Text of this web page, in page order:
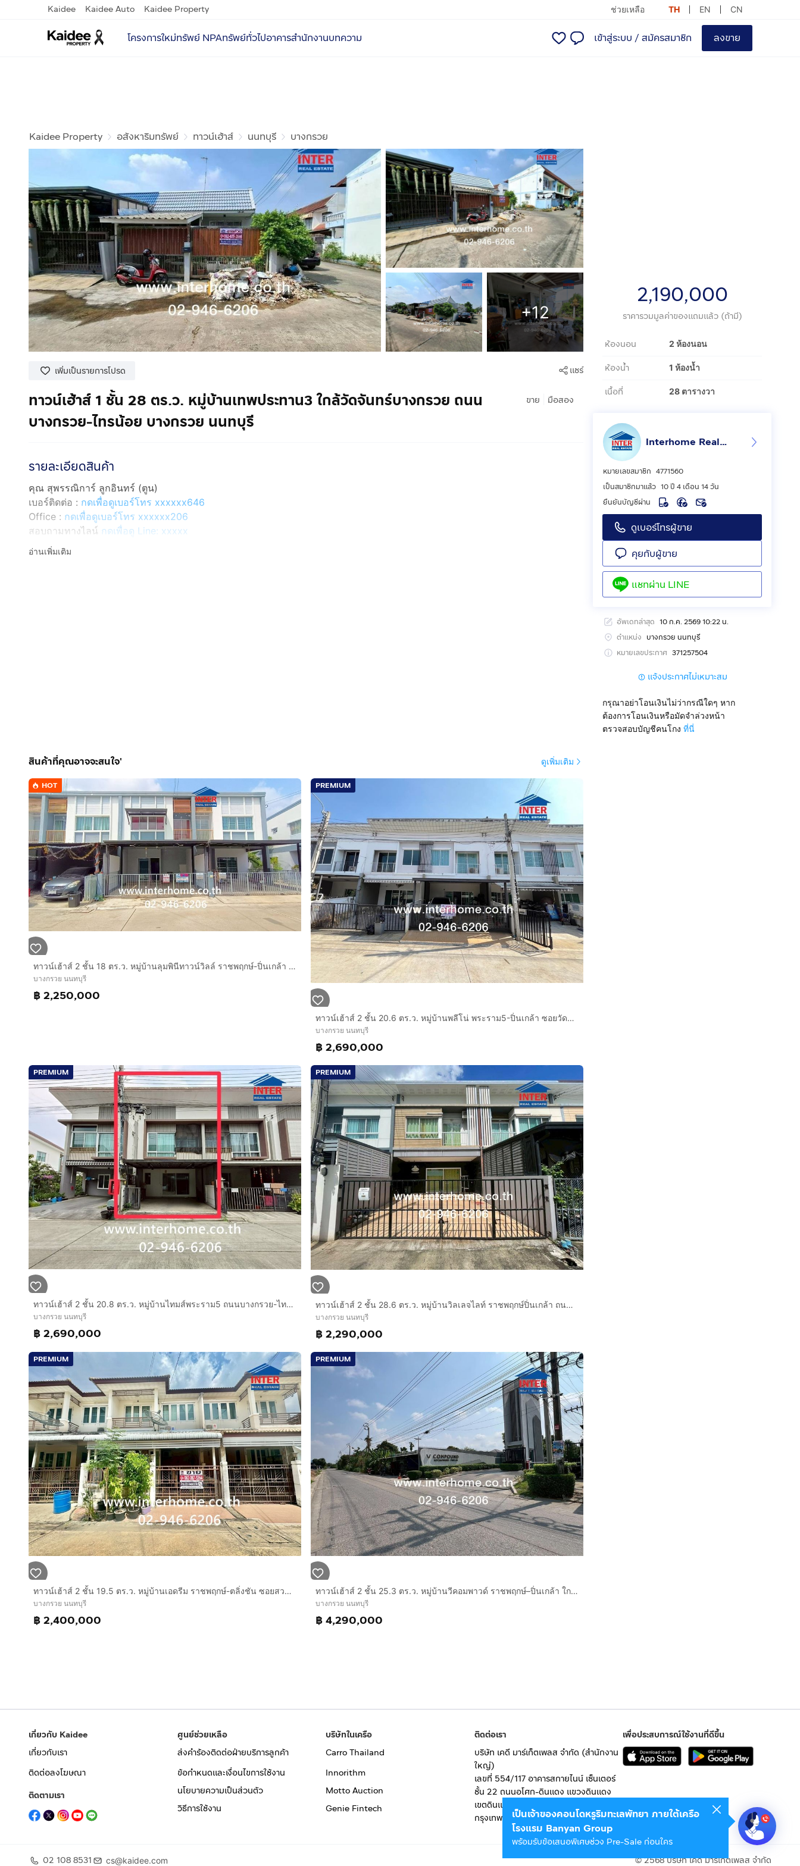
Kaidee Kaidee Auto Kaidee Property ช่วยเหลือ TH EN CN
โครงการใหม่ทรัพย์ NPAทรัพย์ทั่วไปอาคารสำนักงานบทความ เข้าสู่ระบบ / สมัครสมาชิก ลงขาย
Kaidee Property อสังหาริมทรัพย์ ทาวน์เฮ้าส์ นนทบุรี บางกรวย
+12
เพิ่มเป็นรายการโปรด แชร์
ขาย มือสอง
ทาวน์เฮ้าส์ 1 ชั้น 28 ตร.ว. หมู่บ้านเทพประทาน3 ใกล้วัดจันทร์บางกรวย ถนน
บางกรวย-ไทรน้อย บางกรวย นนทบุรี
รายละเอียดสินค้า
คุณ สุพรรณิการ์ ลูกอินทร์ (ตูน)
เบอร์ติดต่อ : กดเพื่อดูเบอร์โทร xxxxxx646
Office : กดเพื่อดูเบอร์โทร xxxxxx206
สอบถามทางไลน์ กดเพื่อดู Line: xxxxx
Line ID: @interhome
มีที่จอดรถ 1 คัน แอร์ 3 ตัว เหล็กดัด
การตกแต่ง
ทาวน์เฮ้าส์ชั้นเดียว มี 2 ห้องนอน 1 ห้องน้ำ ห้องครัว และห้องนั่งเล่น
บ้านอยู่ในซอย 24 บ้านรีโนเวทใหม่ทั้งหลัง
ปูพื้นด้วยกระเบื้อง
ต่อเติมหลังคาห้องครัว และข้างบ้าน ทำหลังคาโรงจอดรถ
บ้านหันหน้าทิศตะวันออกเฉียงเหนือ
จอดรถได้ 1 คัน
ทำเลดีสถานที่ใกล้เคียง :
ใกล้การไฟฟ้าฝ่ายผลิตบางกรวย
โรงพยาบาลเกษมราษฎร์ประชาชื่น
โรงพยาบาลยันฮี
ตั้งฮั่วเส็ง
เมเจอร์ปิ่นเกล้า
บิ๊กซีวงศ์สว่าง
ถนนติวานนท์
ถนนราชพฤกษ์
ถนนบรมราชชนนี
บริษัท อินเตอร์โฮม เรียลตี้ เอสเตท จำกัด
Interhome Realty Estate
www.interhome.co.th
โทร.กดเพื่อดูเบอร์โทร xxxxxx206
https://www.interhome.co.th/propertydetail.php?propcode=66491
อ่านเพิ่มเติม
2,190,000
ราคารวมมูลค่าของแถมแล้ว (ถ้ามี)
ห้องนอน 2 ห้องนอน
ห้องน้ำ 1 ห้องน้ำ
เนื้อที่ 28 ตารางวา
Interhome Realty Estate
หมายเลขสมาชิก 4771560
เป็นสมาชิกมาแล้ว 10 ปี 4 เดือน 14 วัน
ยืนยันบัญชีผ่าน
ดูเบอร์โทรผู้ขาย
คุยกับผู้ขาย
แชทผ่าน LINE
อัพเดทล่าสุด 10 ก.ค. 2569 10:22 น.
ตำแหน่ง บางกรวย นนทบุรี
หมายเลขประกาศ 371257504
แจ้งประกาศไม่เหมาะสม
กรุณาอย่าโอนเงินไม่ว่ากรณีใดๆ หาก
ต้องการโอนเงินหรือมัดจำล่วงหน้า
ตรวจสอบบัญชีคนโกง ที่นี่
สินค้าที่คุณอาจจะสนใจ' ดูเพิ่มเติม
HOT
ทาวน์เฮ้าส์ 2 ชั้น 18 ตร.ว. หมู่บ้านลุมพินีทาวน์วิลล์ ราชพฤกษ์-ปิ่นเกล้า ใกล้เดอะวอล์ค ราชพฤกษ์ ซอยบางกรวย-จงถนอม ถนนราชพฤกษ์
บางกรวย นนทบุรี
฿ 2,250,000
PREMIUM
ทาวน์เฮ้าส์ 2 ชั้น 20.6 ตร.ว. หมู่บ้านพลีโน่ พระราม5-ปิ่นเกล้า ซอยวัดชลอ ถนนบางกรวย-ไทรน้อย ถนนราชพฤกษ์ ถนนพระราม5 บางกรวย นนทบุรี
บางกรวย นนทบุรี
฿ 2,690,000
PREMIUM
ทาวน์เฮ้าส์ 2 ชั้น 20.8 ตร.ว. หมู่บ้านไทมส์พระราม5 ถนนบางกรวย-ไทรน้อย ถนนนครอินทร์ ถนนพระราม5 บางกรวย นนทบุรี
บางกรวย นนทบุรี
฿ 2,690,000
PREMIUM
ทาวน์เฮ้าส์ 2 ชั้น 28.6 ตร.ว. หมู่บ้านวิลเลจไลท์ ราชพฤกษ์ปิ่นเกล้า ถนนสวนผัก ตำบลมหาสวัสดิ์ บางกรวย นนทบุรี
บางกรวย นนทบุรี
฿ 2,290,000
PREMIUM
ทาวน์เฮ้าส์ 2 ชั้น 19.5 ตร.ว. หมู่บ้านเอดรีม ราชพฤกษ์-ตลิ่งชัน ซอยสวนผัก32 ถนนราชพฤกษ์ ถนนตลิ่งชัน บางกรวย นนทบุรี
บางกรวย นนทบุรี
฿ 2,400,000
PREMIUM
ทาวน์เฮ้าส์ 2 ชั้น 25.3 ตร.ว. หมู่บ้านวีคอมพาวด์ ราชพฤกษ์–ปิ่นเกล้า ใกล้เซ็นทรัลเวสต์วิลล์ ซอยสวนผัก32 ถนนราชพฤกษ์ ถนนสวนผัก32 บางกรวย
บางกรวย นนทบุรี
฿ 4,290,000
เกี่ยวกับ Kaidee
เกี่ยวกับเรา
ติดต่อลงโฆษณา
ติดตามเรา
ศูนย์ช่วยเหลือ
ส่งคำร้องติดต่อฝ่ายบริการลูกค้า
ข้อกำหนดและเงื่อนไขการใช้งาน
นโยบายความเป็นส่วนตัว
วิธีการใช้งาน
บริษัทในเครือ
Carro Thailand
Innorithm
Motto Auction
Genie Fintech
ติดต่อเรา
บริษัท เคดี มาร์เก็ตเพลส จำกัด (สำนักงาน
ใหญ่)
เลขที่ 554/117 อาคารสกายไนน์ เซ็นเตอร์
ชั้น 22 ถนนอโศก-ดินแดง แขวงดินแดง
เขตดินแดง
กรุงเทพมหานคร 10400
เพื่อประสบการณ์ใช้งานที่ดีขึ้น
02 108 8531 cs@kaidee.com © 2568 บริษัท เคดี มาร์เก็ตเพลส จำกัด
เป็นเจ้าของคอนโดหรูริมทะเลพัทยา ภายใต้เครือ
โรงแรม Banyan Group
พร้อมรับข้อเสนอพิเศษช่วง Pre-Sale ก่อนใคร